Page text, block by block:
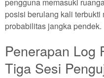
posisi berulang kali terbukti
probabilitas jangka pendek.
Penerapan Log
Tiga Sesi